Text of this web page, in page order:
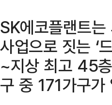
SK에코플랜트
사업으로 짓는 ‘
~지상 최고 45
구 중 171가구가